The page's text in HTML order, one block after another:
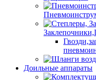
Доильные аппараты